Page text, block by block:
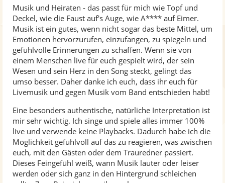
Musik und Heiraten - das passt für mich wie Topf und
Deckel, wie die Faust auf's Auge, wie A**** auf Eimer.
Musik ist ein gutes, wenn nicht sogar das beste Mittel, um
Emotionen hervorzurufen, einzufangen, zu spiegeln und
gefühlvolle Erinnerungen zu schaffen. Wenn sie von
einem Menschen live für euch gespielt wird, der sein
Wesen und sein Herz in den Song steckt, gelingt das
umso besser. Daher danke ich euch, dass ihr euch für
Livemusik und gegen Musik vom Band entschieden habt!
Eine besonders authentische, natürliche Interpretation ist
mir sehr wichtig. Ich singe und spiele alles immer 100%
live und verwende keine Playbacks. Dadurch habe ich die
Möglichkeit gefühlvoll auf das zu reagieren, was zwischen
euch, mit den Gästen oder dem Trauredner passiert.
Dieses Feingefühl weiß, wann Musik lauter oder leiser
werden oder sich ganz in den Hintergrund schleichen